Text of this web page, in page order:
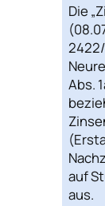
Die
Abs.
auf
aus.